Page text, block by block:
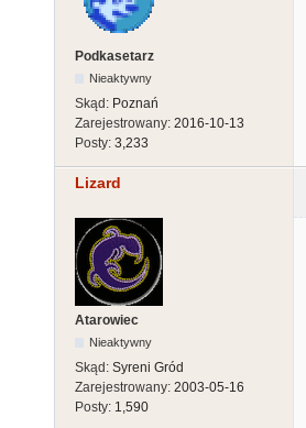
Podkasetarz
Nieaktywny
Skąd: Poznań
Zarejestrowany: 2016-10-13
Posty: 3,233
Lizard
Atarowiec
Nieaktywny
Skąd: Syreni Gród
Zarejestrowany: 2003-05-16
Posty: 1,590